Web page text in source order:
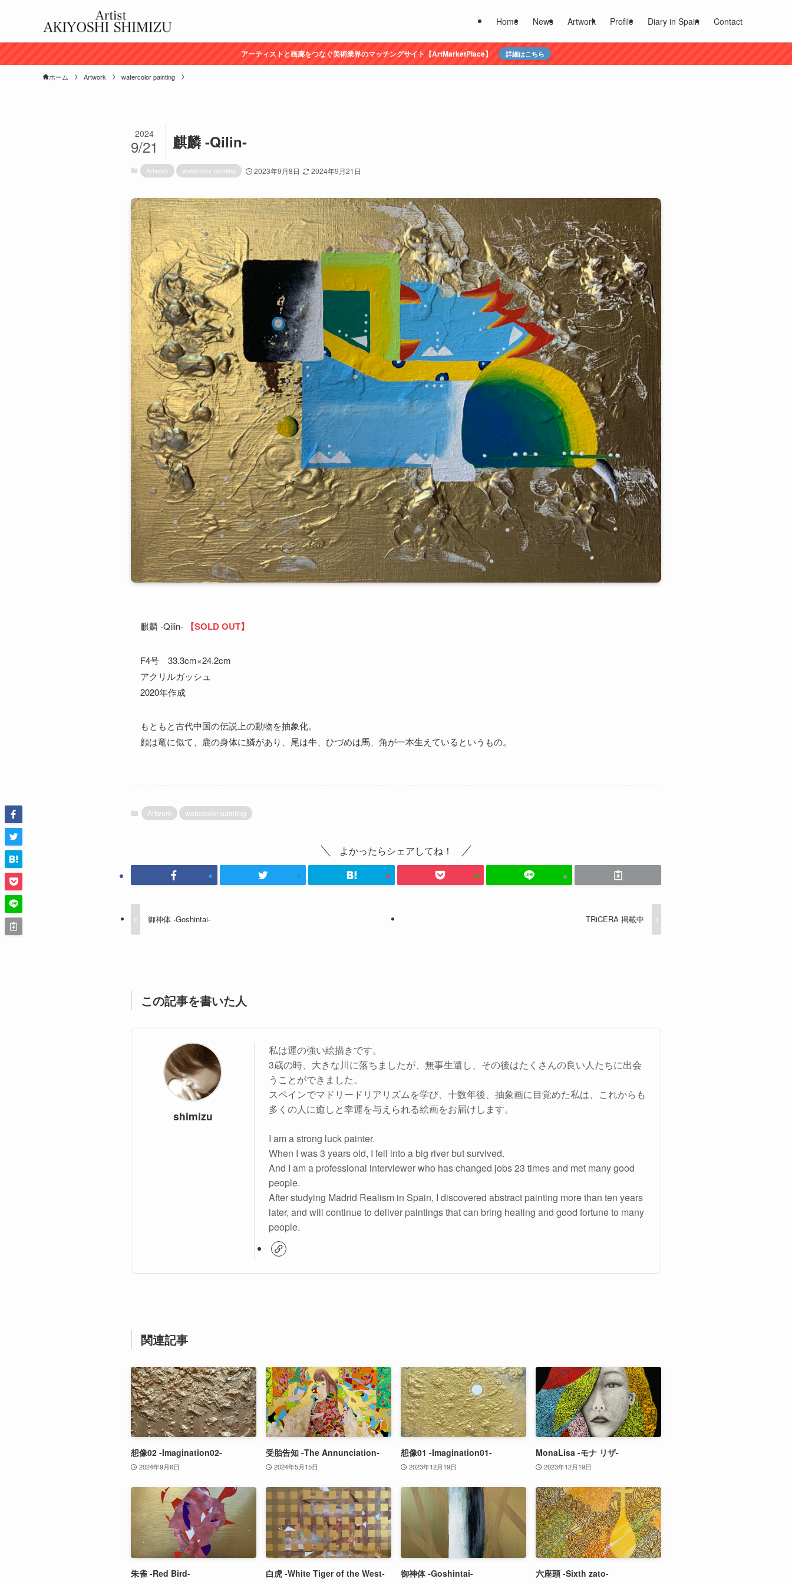
Home News Artwork Profile Diary in Spain Contact
アーティストと画廊をつなぐ美術業界のマッチングサイト【ArtMarketPlace】 詳細はこちら
ホーム Artwork watercolor painting
麒麟 -Qilin-
2024
9/21
Artwork watercolor painting 2023年9月8日 2024年9月21日
麒麟 -Qilin- 【SOLD OUT】
F4号 33.3cm×24.2cm
アクリルガッシュ
2020年作成
もともと古代中国の伝説上の動物を抽象化。
顔は竜に似て、鹿の身体に鱗があり、尾は牛、ひづめは馬、角が一本生えているというもの。
Artwork watercolor painting
よかったらシェアしてね！
御神体 -Goshintai- TRiCERA 掲載中
この記事を書いた人
shimizu
私は運の強い絵描きです。
3歳の時、大きな川に落ちましたが、無事生還し、その後はたくさんの良い人たちに出会
うことができました。
スペインでマドリードリアリズムを学び、十数年後、抽象画に目覚めた私は、これからも
多くの人に癒しと幸運を与えられる絵画をお届けします。
I am a strong luck painter.
When I was 3 years old, I fell into a big river but survived.
And I am a professional interviewer who has changed jobs 23 times and met many good
people.
After studying Madrid Realism in Spain, I discovered abstract painting more than ten years
later, and will continue to deliver paintings that can bring healing and good fortune to many
people.
関連記事
想像02 -Imagination02-
2024年9月6日
受胎告知 -The Annunciation-
2024年5月15日
想像01 -Imagination01-
2023年12月19日
MonaLisa -モナ リザ-
2023年12月19日
朱雀 -Red Bird- 白虎 -White Tiger of the West- 御神体 -Goshintai- 六座頭 -Sixth zato-